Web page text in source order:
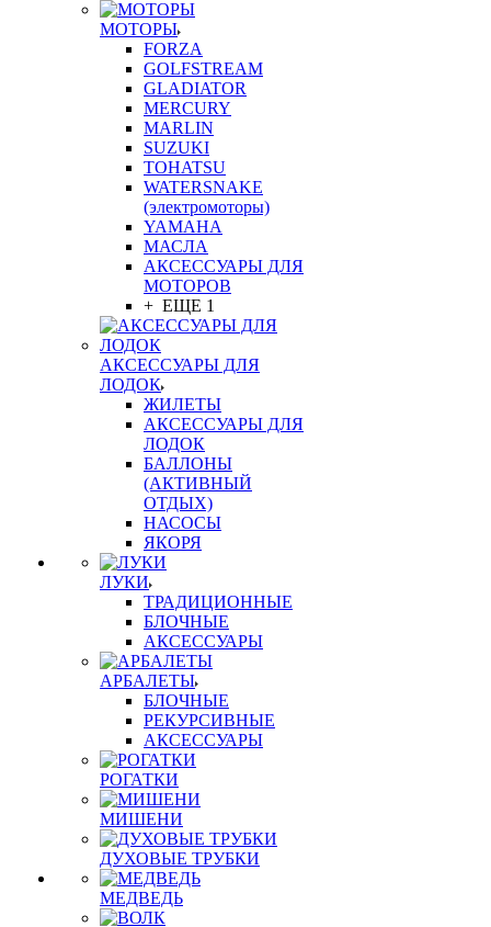
МОТОРЫ
FORZA
GOLFSTREAM
GLADIATOR
MERCURY
MARLIN
SUZUKI
TOHATSU
WATERSNAKE
(электромоторы)
YAMAHA
МАСЛА
АКСЕССУАРЫ ДЛЯ
МОТОРОВ
+ ЕЩЕ 1
АКСЕССУАРЫ ДЛЯ
ЛОДОК
ЖИЛЕТЫ
АКСЕССУАРЫ ДЛЯ
ЛОДОК
БАЛЛОНЫ
(АКТИВНЫЙ
ОТДЫХ)
НАСОСЫ
ЯКОРЯ
ЛУКИ
ТРАДИЦИОННЫЕ
БЛОЧНЫЕ
АКСЕССУАРЫ
АРБАЛЕТЫ
БЛОЧНЫЕ
РЕКУРСИВНЫЕ
АКСЕССУАРЫ
РОГАТКИ
МИШЕНИ
ДУХОВЫЕ ТРУБКИ
МЕДВЕДЬ